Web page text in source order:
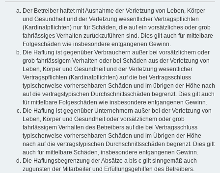
Der Betreiber haftet mit Ausnahme der Verletzung von Leben, Körper
und Gesundheit und der Verletzung wesentlicher Vertragspflichten
(Kardinalpflichten) nur für Schäden, die auf ein vorsätzliches oder grob
fahrlässiges Verhalten zurückzuführen sind. Dies gilt auch für mittelbare
Folgeschäden wie insbesondere entgangenen Gewinn.
Die Haftung ist gegenüber Verbrauchern außer bei vorsätzlichem oder
grob fahrlässigem Verhalten oder bei Schäden aus der Verletzung von
Leben, Körper und Gesundheit und der Verletzung wesentlicher
Vertragspflichten (Kardinalpflichten) auf die bei Vertragsschluss
typischerweise vorhersehbaren Schäden und im übrigen der Höhe nach
auf die vertragstypischen Durchschnittsschäden begrenzt. Dies gilt auch
für mittelbare Folgeschäden wie insbesondere entgangenen Gewinn.
Die Haftung ist gegenüber Unternehmern außer bei der Verletzung von
Leben, Körper und Gesundheit oder vorsätzlichem oder grob
fahrlässigem Verhalten des Betreibers auf die bei Vertragsschluss
typischerweise vorhersehbaren Schäden und im Übrigen der Höhe
nach auf die vertragstypischen Durchschnittsschäden begrenzt. Dies gilt
auch für mittelbare Schäden, insbesondere entgangenen Gewinn.
Die Haftungsbegrenzung der Absätze a bis c gilt sinngemäß auch
zugunsten der Mitarbeiter und Erfüllungsgehilfen des Betreibers.